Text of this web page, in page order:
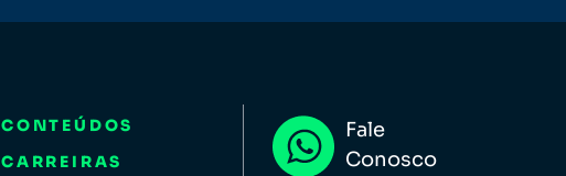
CONTEÚDOS
CARREIRAS
Fale
Conosco